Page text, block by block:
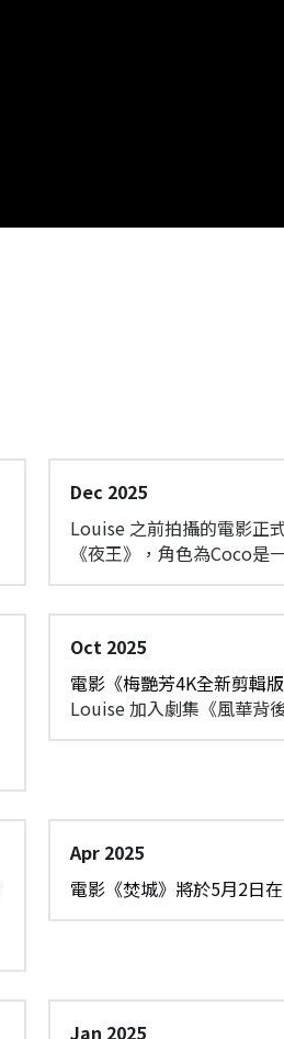
Dec 2025
Louise 之前拍攝的電影正
《夜王》，角色為Coco是
Oct 2025
電影《梅艷芳4K全新剪輯
Louise 加入劇集《風華背
Apr 2025
電影《焚城》將於5月2日
Jan 2025